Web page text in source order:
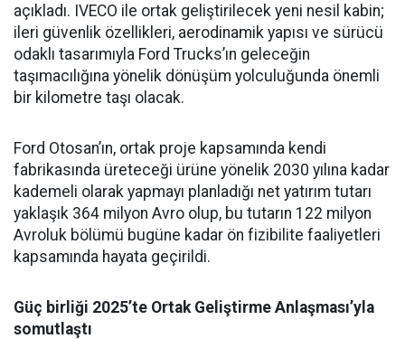
açıkladı. IVECO ile ortak geliştirilecek yeni nesil kabin;
ileri güvenlik özellikleri, aerodinamik yapısı ve sürücü
odaklı tasarımıyla Ford Trucks’ın geleceğin
taşımacılığına yönelik dönüşüm yolculuğunda önemli
bir kilometre taşı olacak.
Ford Otosan’ın, ortak proje kapsamında kendi
fabrikasında üreteceği ürüne yönelik 2030 yılına kadar
kademeli olarak yapmayı planladığı net yatırım tutarı
yaklaşık 364 milyon Avro olup, bu tutarın 122 milyon
Avroluk bölümü bugüne kadar ön fizibilite faaliyetleri
kapsamında hayata geçirildi.
Güç birliği 2025’te Ortak Geliştirme Anlaşması’yla
somutlaştı